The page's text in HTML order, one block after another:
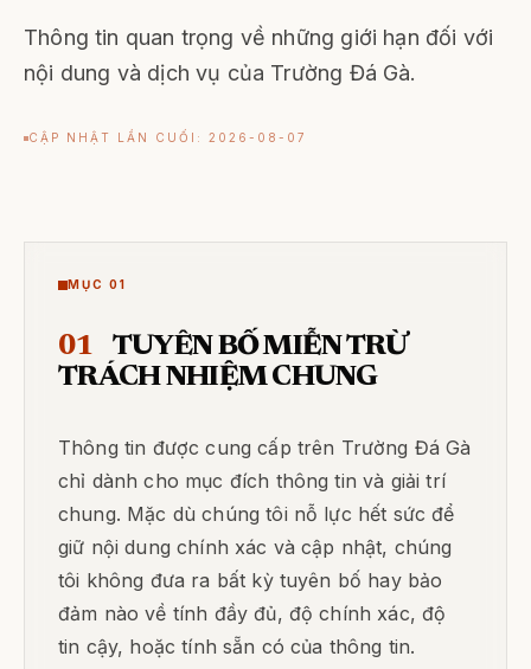
Thông tin quan trọng về những giới hạn đối với
nội dung và dịch vụ của Trường Đá Gà.
CẬP NHẬT LẦN CUỐI: 2026-08-07
MỤC 01
01
TUYÊN BỐ MIỄN TRỪ
TRÁCH NHIỆM CHUNG
Thông tin được cung cấp trên Trường Đá Gà
chỉ dành cho mục đích thông tin và giải trí
chung. Mặc dù chúng tôi nỗ lực hết sức để
giữ nội dung chính xác và cập nhật, chúng
tôi không đưa ra bất kỳ tuyên bố hay bảo
đảm nào về tính đầy đủ, độ chính xác, độ
tin cậy, hoặc tính sẵn có của thông tin.